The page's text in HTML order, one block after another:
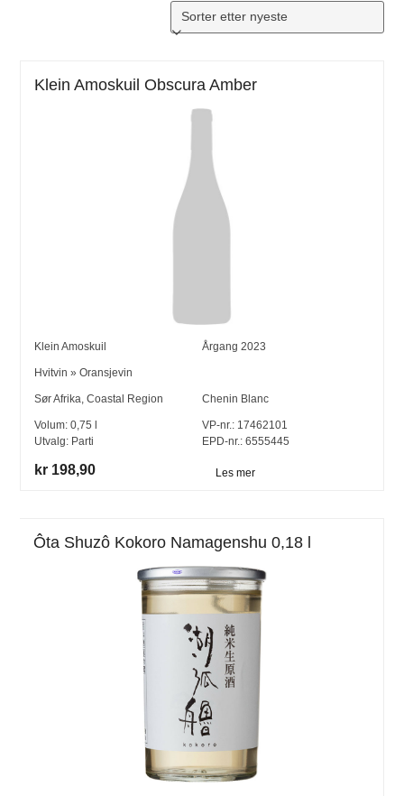
Klein Amoskuil Obscura Amber
Klein Amoskuil Årgang 2023
Hvitvin »Oransjevin
Sør Afrika,Coastal Region Chenin Blanc
Volum:0,75
Utvalg: Parti
VP-nr.: 17462101
EPD-nr.: 6555445
kr 198,90 Les mer
Ôta Shuzô Kokoro Namagenshu 0,18 l